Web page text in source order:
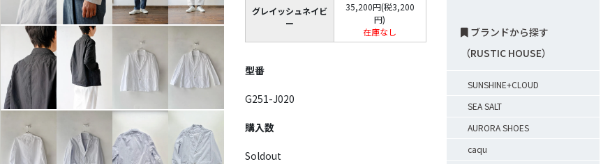
グレイッシュネイビ
ー
35,200円(税3,200
円)
在庫なし
型番
G251-J020
購入数
Soldout
ブランドから探す
（RUSTIC HOUSE）
SUNSHINE+CLOUD
SEA SALT
AURORA SHOES
caqu